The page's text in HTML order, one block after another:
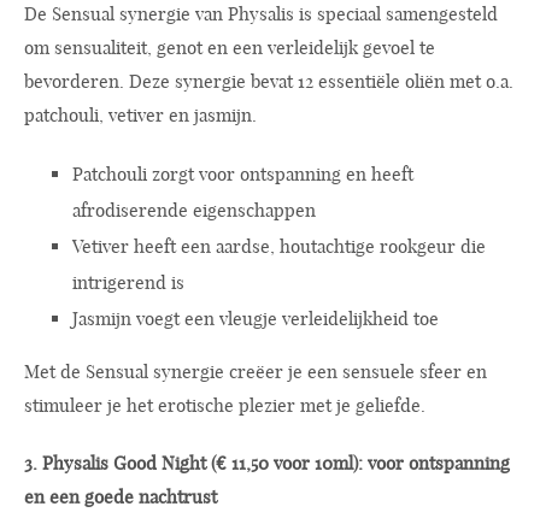
De Sensual synergie van Physalis is speciaal samengesteld
om sensualiteit, genot en een verleidelijk gevoel te
bevorderen. Deze synergie bevat 12 essentiële oliën met o.a.
patchouli, vetiver en jasmijn.
Patchouli zorgt voor ontspanning en heeft
afrodiserende eigenschappen
Vetiver heeft een aardse, houtachtige rookgeur die
intrigerend is
Jasmijn voegt een vleugje verleidelijkheid toe
Met de Sensual synergie creëer je een sensuele sfeer en
stimuleer je het erotische plezier met je geliefde.
3. Physalis Good Night (€ 11,50 voor 10ml): voor ontspanning
en een goede nachtrust